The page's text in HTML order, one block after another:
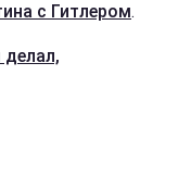
с Гитлером.
делал,